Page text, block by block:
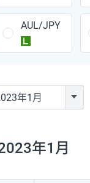
35円
16円
130円
140円
AUL/JPY
年1月